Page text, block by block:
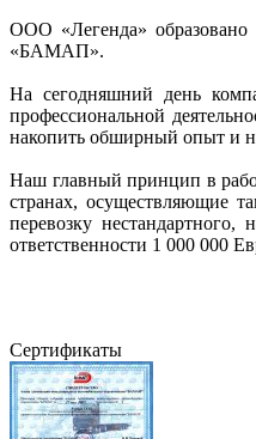
ООО «Легенда» образовано
«БАМАП».
На сегодняшний день
профессиональной
накопить обширный опыт и
Наш главный принцип в
странах, осуществляющие
перевозку
ответственности 1 000 000
Сертификаты